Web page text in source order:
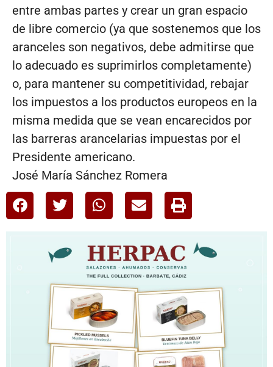
entre ambas partes y crear un gran espacio
de libre comercio (ya que sostenemos que los
aranceles son negativos, debe admitirse que
lo adecuado es suprimirlos completamente)
o, para mantener su competitividad, rebajar
los impuestos a los productos europeos en la
misma medida que se vean encarecidos por
las barreras arancelarias impuestas por el
Presidente americano.
José María Sánchez Romera